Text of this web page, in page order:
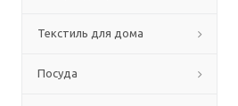
Текстиль для дома
Посуда